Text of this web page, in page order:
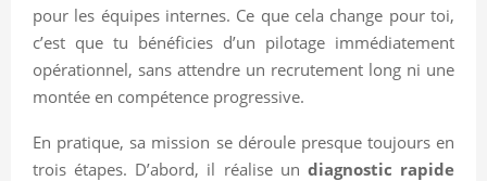
pour les équipes internes. Ce que cela change pour toi,
c’est que tu bénéficies d’un pilotage immédiatement
opérationnel, sans attendre un recrutement long ni une
montée en compétence progressive.
En pratique, sa mission se déroule presque toujours en
trois étapes. D’abord, il réalise un diagnostic rapide